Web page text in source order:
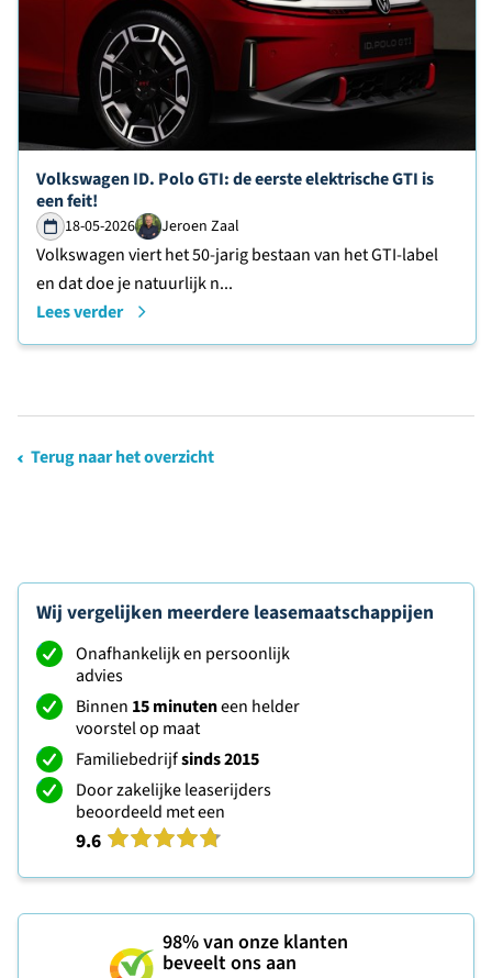
Lees verder over
Volkswagen ID. Polo GTI: de eerste elektrische GTI is
een feit!
18-05-2026 Jeroen Zaal
Volkswagen viert het 50-jarig bestaan van het GTI-label
en dat doe je natuurlijk n...
Lees verder
Terug naar het overzicht
Wij vergelijken meerdere leasemaatschappijen
Onafhankelijk en persoonlijk
advies
Binnen 15 minuteneen helder
voorstel op maat
Familiebedrijfsinds 2015
Door zakelijke leaserijders
beoordeeld met een
9.6
98%van onze klanten
beveelt ons aan